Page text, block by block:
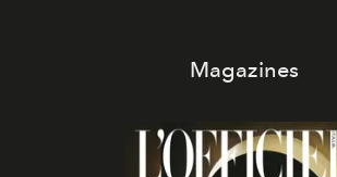
Magazines